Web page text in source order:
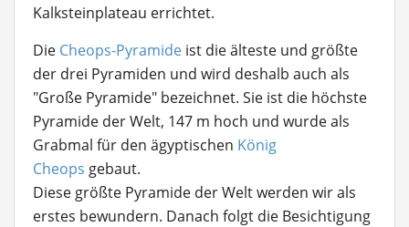
Kalksteinplateau errichtet.
Die Cheops-Pyramide ist die älteste und größte
der drei Pyramiden und wird deshalb auch als
"Große Pyramide" bezeichnet. Sie ist die höchste
Pyramide der Welt, 147 m hoch und wurde als
Grabmal für den ägyptischen König
Cheops gebaut.
Diese größte Pyramide der Welt werden wir als
erstes bewundern. Danach folgt die Besichtigung